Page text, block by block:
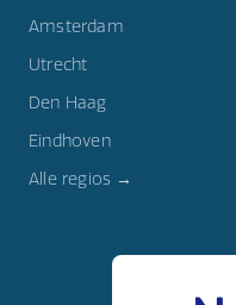
Amsterdam
Utrecht
Den Haag
Eindhoven
Alle regios →